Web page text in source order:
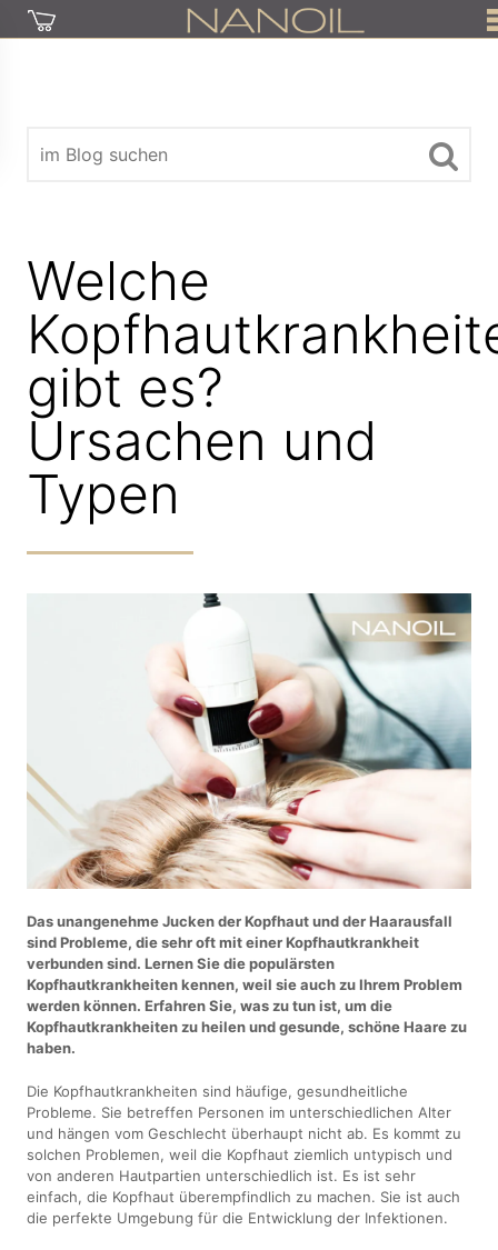
Welche
gibt es?
Ursachen und
Typen
Das unangenehme Jucken der Kopfhaut und der Haarausfall
sind Probleme, die sehr oft mit einer Kopfhautkrankheit
verbunden sind. Lernen Sie die populärsten
Kopfhautkrankheiten kennen, weil sie auch zu Ihrem Problem
werden können. Erfahren Sie, was zu tun ist, um die
Kopfhautkrankheiten zu heilen und gesunde, schöne Haare zu
haben.
Die Kopfhautkrankheiten sind häufige, gesundheitliche
Probleme. Sie betreffen Personen im unterschiedlichen Alter
und hängen vom Geschlecht überhaupt nicht ab. Es kommt zu
solchen Problemen, weil die Kopfhaut ziemlich untypisch und
von anderen Hautpartien unterschiedlich ist. Es ist sehr
einfach, die Kopfhaut überempfindlich zu machen. Sie ist auch
die perfekte Umgebung für die Entwicklung der Infektionen.